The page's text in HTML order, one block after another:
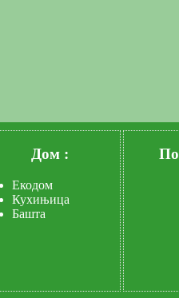
Дом :
Екодом
Кухињица
Башта